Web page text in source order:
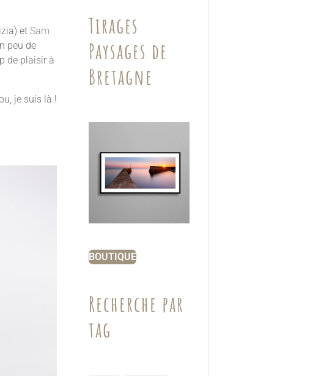
et Sam
peu de
de plaisir à
je suis là !
Tirages
Paysages de
Bretagne
BOUTIQUE
Recherche par
tag